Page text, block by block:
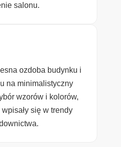
salonu.
ozdoba budynku i
na minimalistyczny
wzorów i kolorów,
się w trendy